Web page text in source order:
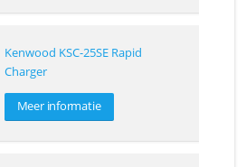
Kenwood KSC-25SE Rapid
Charger
Meer informatie